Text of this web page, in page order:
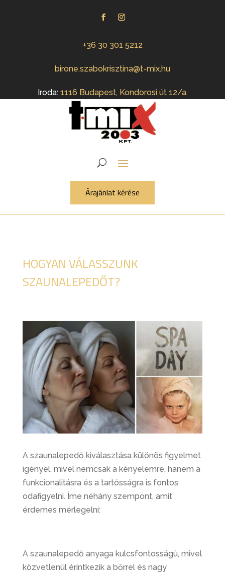
+36 30 301 5212
birone.szabokrisztina@t-mix.hu
Iroda: 1116 Budapest, Kondorosi út 12/a.
Árajánlat kérése
HOGYAN VÁLASSZUNK
SZAUNALEPEDŐT?
A szaunalepedő kiválasztása különös figyelmet
igényel, mivel nemcsak a kényelemre, hanem a
funkcionalitásra és a tartósságra is fontos
odafigyelni. Íme néhány szempont, amit
érdemes mérlegelni:
A szaunalepedő anyaga kulcsfontosságú, mivel
közvetlenül érintkezik a bőrrel és nagy